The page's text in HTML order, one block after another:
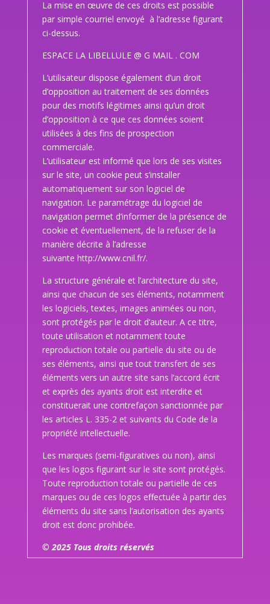
La mise en œuvre de ces droits est possible
par simple courriel envoyé à l’adresse figurant
ci-dessus.
ESPACE LA LIBELLULE @ G MAIL . COM
L’utilisateur dispose également d’un droit
d’opposition au traitement de ses données
pour des motifs légitimes ainsi qu’un droit
d’opposition à ce que ces données soient
utilisées à des fins de prospection
commerciale.
L’utilisateur est informé que lors de ses visites
sur le site, un cookie peut s’installer
automatiquement sur son logiciel de
navigation. Le paramétrage du logiciel de
navigation permet d’informer de la présence de
cookie et éventuellement, de la refuser de la
manière décrite à l’adresse
suivante http://www.cnil.fr/.
La structure générale et l’architecture du site,
ainsi que chacun de ses éléments, notamment
les logiciels, textes, images animées ou non,
sont protégés par le droit d’auteur. A ce titre,
toute utilisation et notamment toute
reproduction totale ou partielle du site ou de
ses éléments, ainsi que tout transfert de ses
éléments vers un autre site sans l’accord écrit
et exprès des ayants droit est interdite et
constituerait une contrefaçon sanctionnée par
les articles L. 335-2 et suivants du Code de la
propriété intellectuelle.
Les marques (semi-figuratives ou non), ainsi
que les logos figurant sur le site sont protégés.
Toute reproduction totale ou partielle de ces
marques ou de ces logos effectuée à partir des
éléments du site sans l’autorisation des ayants
droit est donc prohibée.
© 2025 Tous droits réservés